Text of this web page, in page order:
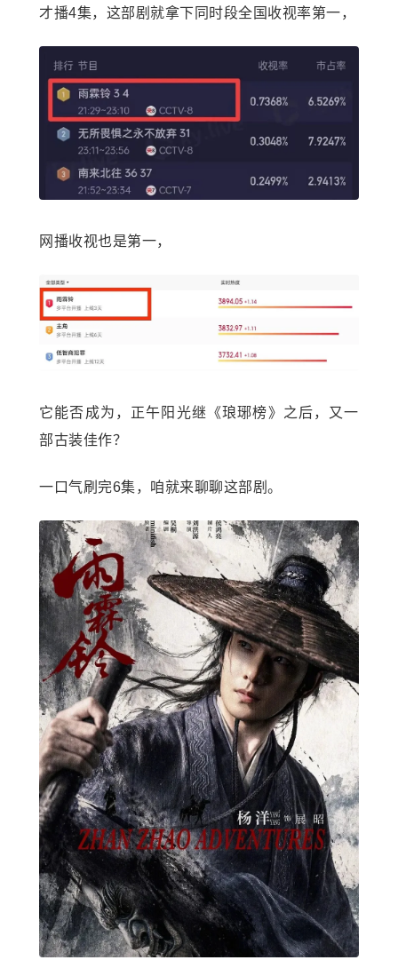
才播4集，这部剧就拿下同时段全国收视率第一，
网播收视也是第一，
它能否成为，正午阳光继《琅琊榜》之后，又一
部古装佳作？
一口气刷完6集，咱就来聊聊这部剧。